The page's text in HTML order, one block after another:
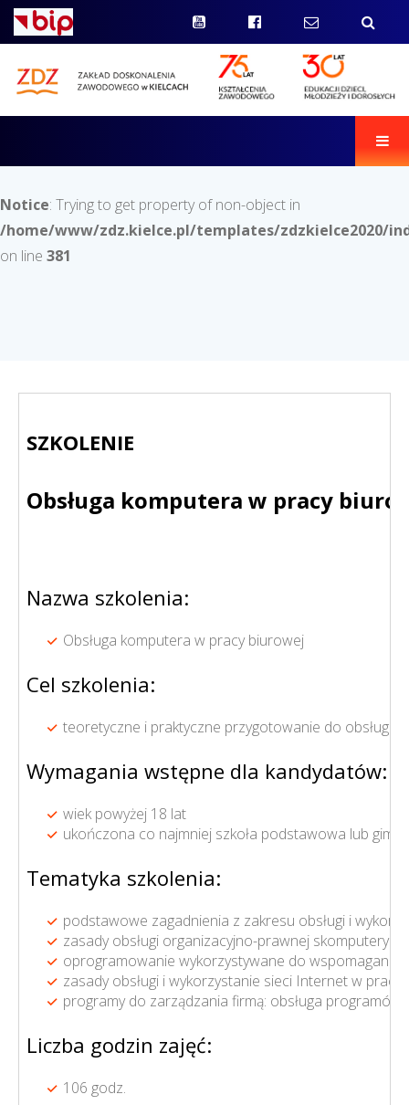
Notice: Trying to get property of non-object in
/home/www/zdz.kielce.pl/templates/zdzkielce2020/
on line 381
SZKOLENIE
Obsługa komputera w pracy
Nazwa szkolenia:
Obsługa komputera w pracy biurowej
Cel szkolenia:
teoretyczne i praktyczne przygotowanie do obsługi
Wymagania wstępne dla kandydatów:
wiek powyżej 18 lat
ukończona co najmniej szkoła podstawowa lub
Tematyka szkolenia:
podstawowe zagadnienia z zakresu obsługi i
zasady obsługi organizacyjno-prawnej
oprogramowanie wykorzystywane do wspomagania
zasady obsługi i wykorzystanie sieci Internet w pracy
programy do zarządzania firmą: obsługa
Liczba godzin zajęć:
106 godz.